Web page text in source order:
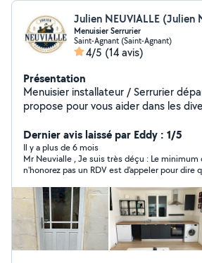
Julien NEUVIALLE (Julien
Menuisier Serrurier
Saint-Agnant (Saint-Agnant)
4/5 (14 avis)
Présentation
Menuisier installateur / Serrurier
propose pour vous aider dans les
placard, clôture, portail, store banne,
volet battant, volet roulant, placo
fabrication de verrière ** Serrurerie** - Changement de
serrure 3 à 5 points, barillet,
ou fermée à clefs, mise en sécurité,
simple ou double vitrage, réparation
volet roulant toutes marques. ** Maçonnerie avec une
minipelle de 2.5 T ** - Création de
nivellement de terrain, passage de
Dernier avis laissé par Eddy : 1/5
Il y a plus de 6 mois
Mr Neuvialle , Je suis très déçu : Le minimum quand vous
n'honorez pas un RDV est d'appeler pour dire